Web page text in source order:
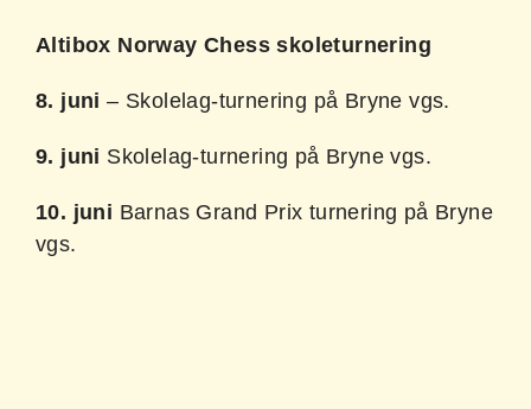
Altibox Norway Chess skoleturnering
8. juni – Skolelag-turnering på Bryne vgs.
9. juni Skolelag-turnering på Bryne vgs.
10. juni Barnas Grand Prix turnering på Bryne
vgs.